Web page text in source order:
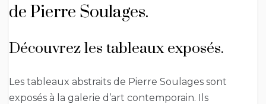
de Pierre Soulages.
Découvrez les tableaux exposés.
Les tableaux abstraits de Pierre Soulages sont
exposés à la galerie d’art contemporain. Ils